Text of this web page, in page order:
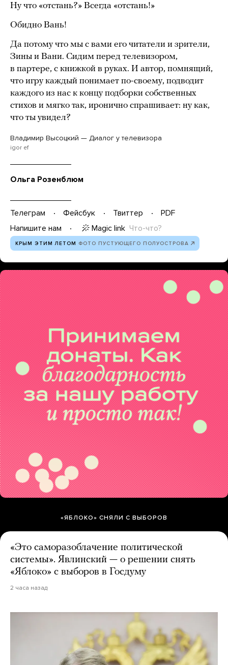
Ну что «отстань?» Всегда «отстань!»
Обидно Вань!
Да потому что мы с вами его читатели и зрители,
Зины и Вани. Сидим перед телевизором,
в партере, с книжкой в руках. И автор, помнящий,
что игру каждый понимает по-своему, подводит
каждого из нас к концу подборки собственных
стихов и мягко так, иронично спрашивает: ну как,
что ты увидел?
Владимир Высоцкий — Диалог у телевизора
igor ef
Ольга Розенблюм
Телеграм Фейсбук Твиттер
PDF
Напишите нам
Magic link Что-что?
КРЫМ ЭТИМ ЛЕТОМ ФОТО ПУСТУЮЩЕГО ПОЛУОСТРОВА
«ЯБЛОКО» СНЯЛИ С ВЫБОРОВ
«Это саморазоблачение политической
системы». Явлинский — о решении снять
«Яблоко» с выборов в Госдуму
2 часа назад